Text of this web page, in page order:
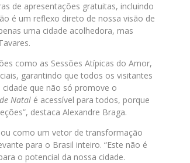
de apresentações gratuitas, incluindo
é um reflexo direto de nossa visão de
uma cidade acolhedora, mas
como as Sessões Atípicas do Amor,
garantindo que todos os visitantes
que não só promove o
Natal é acessível para todos, porque
destaca Alexandre Braga.
como um vetor de transformação
para o Brasil inteiro. “Este não é
o potencial da nossa cidade.